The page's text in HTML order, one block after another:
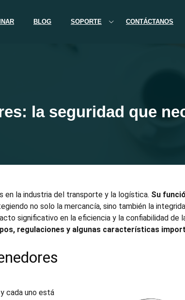
BLOG SOPORTE CONTÁCTANOS
la seguridad que
en la industria del transporte y la logística. Su
no solo la mercancía, sino también la
significativo en la eficiencia y la confiabilidad de
regulaciones y algunas características
y cada uno está